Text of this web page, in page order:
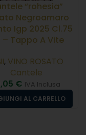
“rohesia”
Negroamaro
Igp 2025 Cl.75
– Tappo A Vite
, VINO ROSATO
Cantele
€ IVA Inclusa
AL CARRELLO